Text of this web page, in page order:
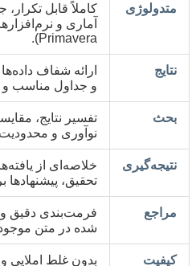
متدولوژی
کاملاً قابل
Primavera).
نتایج
ارائه شفاف داده‌ها
و جداول مناسب و
بحث
تفسیر نتایج،
نوآوری و
نتیجه‌گیری
خلاصه‌ای از
تحقیق، پیشنهادها
مراجع
فرمت‌بندی دقیق و
شده در متن
کیفیت بدون غلط املایی